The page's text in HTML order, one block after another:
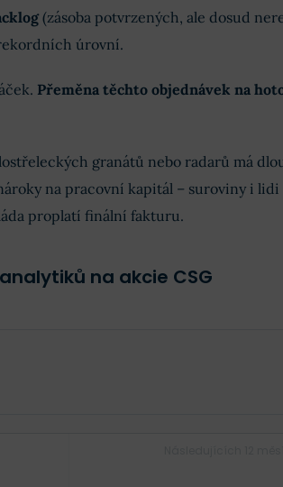
(zásoba potvrzených, ale dosud
úrovní.
Přeměna těchto objednávek na
granátů nebo radarů má
na pracovní kapitál – suroviny i
proplatí finální fakturu.
na akcie CSG